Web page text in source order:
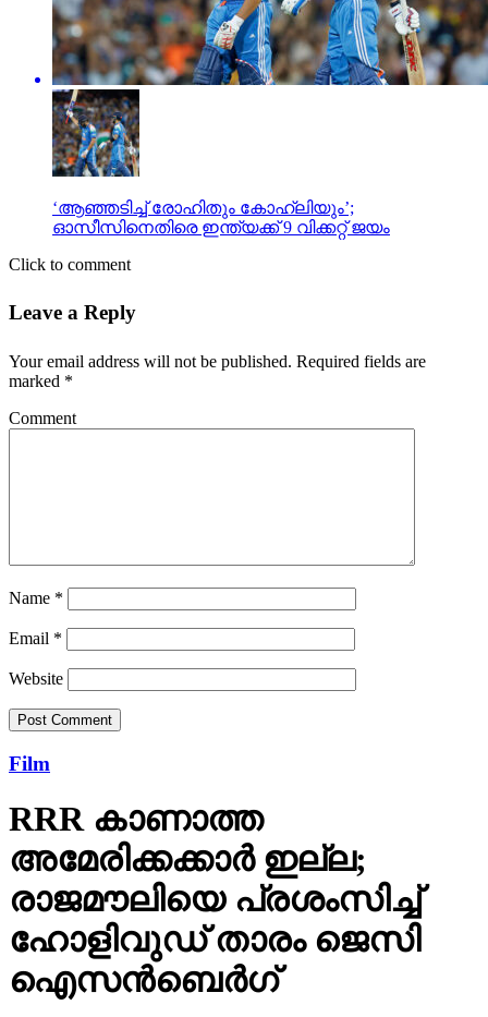
‘ആഞ്ഞടിച്ച് രോഹിതും കോഹ്ലിയും’;
ഓസീസിനെതിരെ ഇന്ത്യക്ക് 9 വിക്കറ്റ് ജയം
Click to comment
Leave a Reply
Your email address will not be published. Required fields are
marked *
Comment
Name *
Email *
Website
Film
RRR കാണാത്ത
അമേരിക്കക്കാര്‍ ഇല്ല;
രാജമൗലിയെ പ്രശംസിച്ച്
ഹോളിവുഡ് താരം ജെസി
ഐസന്‍ബെര്‍ഗ്